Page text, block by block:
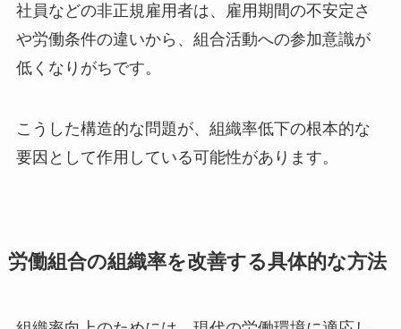
社員などの非正規雇用者は、雇用期間の不安定さ
や労働条件の違いから、組合活動への参加意識が
低くなりがちです。
こうした構造的な問題が、組織率低下の根本的な
要因として作用している可能性があります。
労働組合の組織率を改善する具体的な方法